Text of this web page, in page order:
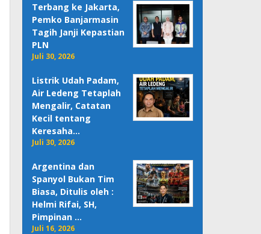
Terbang ke Jakarta,
Pemko Banjarmasin
Tagih Janji Kepastian
PLN
Juli 30, 2026
Listrik Udah Padam,
Air Ledeng Tetaplah
Mengalir, Catatan
Kecil tentang
Keresaha…
Juli 30, 2026
Argentina dan
Spanyol Bukan Tim
Biasa, Ditulis oleh :
Helmi Rifai, SH,
Pimpinan …
Juli 16, 2026